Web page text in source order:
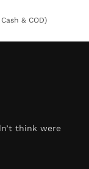
& COD)
think were